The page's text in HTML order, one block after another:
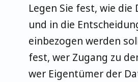
Legen Sie fest, wie
und in die
einbezogen werden
fest, wer Zugang zu
wer Eigentümer der